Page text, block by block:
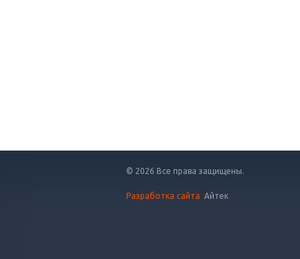
© 2026 Все права защищены.
Разработка сайта Айтек